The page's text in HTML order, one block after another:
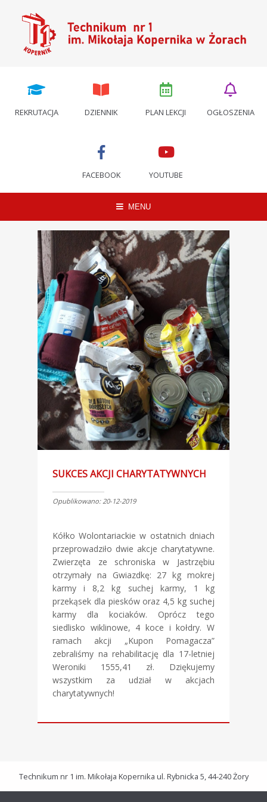
REKRUTACJA DZIENNIK PLAN LEKCJI OGŁOSZENIA
FACEBOOK YOUTUBE
MENU
SUKCES AKCJI CHARYTATYWNYCH
Opublikowano: 20-12-2019
Kółko Wolontariackie w ostatnich dniach
przeprowadziło dwie akcje charytatywne.
Zwierzęta ze schroniska w Jastrzębiu
otrzymały na Gwiazdkę: 27 kg mokrej
karmy i 8,2 kg suchej karmy, 1 kg
przekąsek dla piesków oraz 4,5 kg suchej
karmy dla kociaków. Oprócz tego
siedlisko wiklinowe, 4 koce i kołdry. W
ramach akcji „Kupon Pomagacza”
zebraliśmy na rehabilitację dla 17-letniej
Weroniki 1555,41 zł. Dziękujemy
wszystkim za udział w akcjach
charytatywnych!
Technikum nr 1 im. Mikołaja Kopernika ul. Rybnicka 5, 44-240 Żory